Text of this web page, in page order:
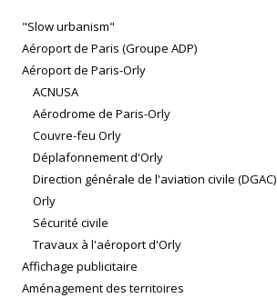
"Slow urbanism"
Aéroport de Paris (Groupe ADP)
Aéroport de Paris-Orly
ACNUSA
Aérodrome de Paris-Orly
Couvre-feu Orly
Déplafonnement d'Orly
Direction générale de l'aviation civile (DGAC)
Orly
Sécurité civile
Travaux à l'aéroport d'Orly
Affichage publicitaire
Aménagement des territoires